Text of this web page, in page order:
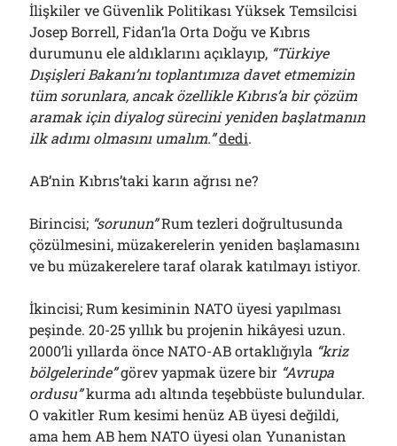
İlişkiler ve Güvenlik Politikası Yüksek Temsilcisi
Josep Borrell, Fidan’la Orta Doğu ve Kıbrıs
durumunu ele aldıklarını açıklayıp, “Türkiye
Dışişleri Bakanı’nı toplantımıza davet etmemizin
tüm sorunlara, ancak özellikle Kıbrıs’a bir çözüm
aramak için diyalog sürecini yeniden başlatmanın
ilk adımı olmasını umalım.”dedi.
AB’nin Kıbrıs’taki karın ağrısı ne?
Birincisi; “sorunun”Rum tezleri doğrultusunda
çözülmesini, müzakerelerin yeniden başlamasını
ve bu müzakerelere taraf olarak katılmayı istiyor.
İkincisi; Rum kesiminin NATO üyesi yapılması
peşinde. 20-25 yıllık bu projenin hikâyesi uzun.
2000’li yıllarda önce NATO-AB ortaklığıyla “kriz
bölgelerinde”görev yapmak üzere bir “Avrupa
ordusu”kurma adı altında teşebbüste bulundular.
O vakitler Rum kesimi henüz AB üyesi değildi,
ama hem AB hem NATO üyesi olan Yunanistan